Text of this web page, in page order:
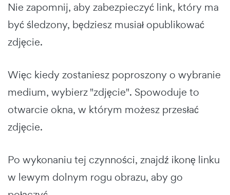
Nie zapomnij, aby zabezpieczyć link, który ma
być śledzony, będziesz musiał opublikować
zdjęcie.
Więc kiedy zostaniesz poproszony o wybranie
medium, wybierz "zdjęcie". Spowoduje to
otwarcie okna, w którym możesz przesłać
zdjęcie.
Po wykonaniu tej czynności, znajdź ikonę linku
w lewym dolnym rogu obrazu, aby go